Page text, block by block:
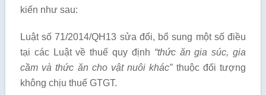
kiến như sau:
Luật số 71/2014/QH13 sửa đổi, bổ sung một số điều
tại các Luật về thuế quy định “thức ăn gia súc, gia
cầm và thức ăn cho vật nuôi khác”thuộc đối tượng
không chịu thuế GTGT.